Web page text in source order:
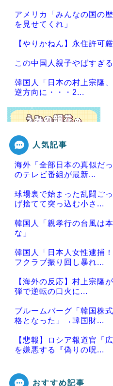
アメリカ「みんなの国の
を見せてくれ」
【やりかねん】永住許可
この中国人親子やばすぎ
韓国人「日本の村上宗隆
逆方向に・・・2...
Powered by livedoor 相互
人気記事
海外「全部日本の真似だ
のテレビ番組が最新...
球場裏で始まった乱闘ご
げ捨てて突っ込む小さ...
韓国人「親孝行の台風は
な」
韓国人「日本人女性逮捕
フクラブ振り回し暴れ...
【海外の反応】村上宗隆
弾で逆転の口火に...
ブルームバーグ「韓国株
格となった」→韓国財...
【悲報】ロシア報道官「
を嫌悪する『偽りの呪...
おすすめ記事